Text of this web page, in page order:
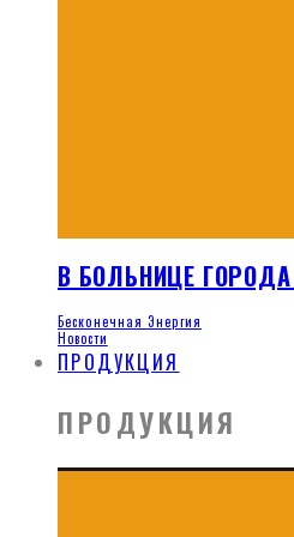
В БОЛЬНИЦЕ
Бесконечная Энергия
Новости
ПРОДУКЦИЯ
ПРОДУКЦИЯ